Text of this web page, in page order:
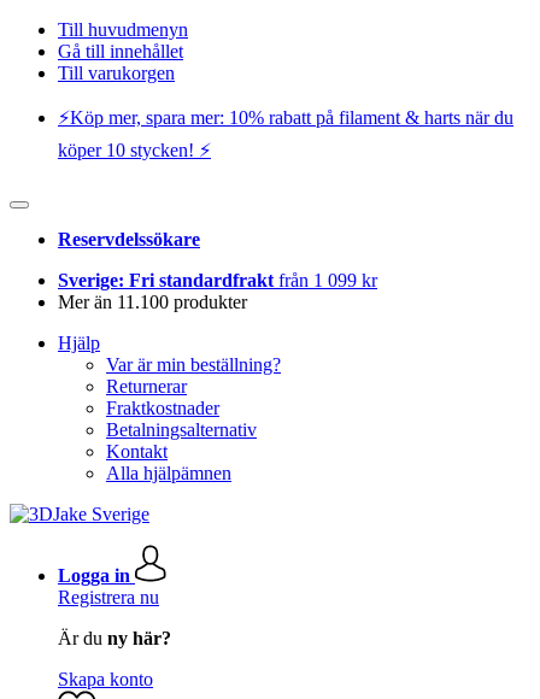
Till huvudmenyn
Gå till innehållet
Till varukorgen
⚡️Köp mer, spara mer: 10% rabatt på filament & harts när du
köper 10 stycken! ⚡️
Reservdelssökare
Sverige: Fri standardfrakt från 1 099 kr
Mer än 11.100 produkter
Hjälp
Var är min beställning?
Returnerar
Fraktkostnader
Betalningsalternativ
Kontakt
Alla hjälpämnen
Logga in
Registrera nu
Är du ny här?
Skapa konto